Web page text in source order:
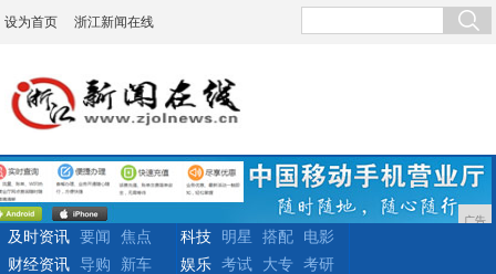
设为首页 浙江新闻在线
广告
及时资讯 要闻
焦点
财经资讯
导购 新车
科技 明星 搭配
电影
娱乐
考试 大专
考研